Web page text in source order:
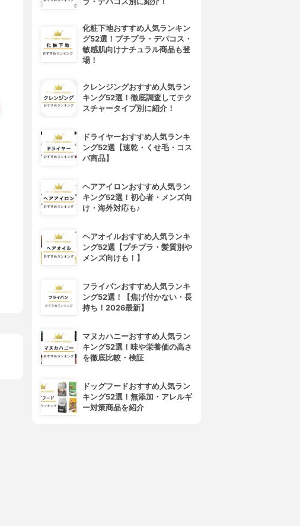
化粧下地おすすめ人気ランキン
グ52選！プチプラ・デパコス・
敏感肌向けナチュラル商品も登
場！
クレンジングおすすめ人気ラン
キング52選！徹底調査してテク
スチャータイプ別に紹介！
ドライヤーおすすめ人気ランキ
ング52選【速乾・くせ毛・コス
パ商品】
ヘアアイロンおすすめ人気ラン
キング52選！初心者・メンズ向
け・海外対応も♪
ヘアオイルおすすめ人気ランキ
ング52選【プチプラ・髪質別や
メンズ向けも！】
フライパンおすすめ人気ランキ
ング52選！【焦げ付かない・長
持ち！2026最新】
マヌカハニーおすすめ人気ラン
キング52選！味や栄養価の高さ
を徹底比較・検証
ドッグフードおすすめ人気ラン
キング52選！無添加・アレルギ
ー対策商品を紹介